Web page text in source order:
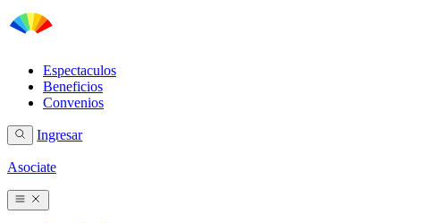
Espectaculos
Beneficios
Convenios
Ingresar
Asociate